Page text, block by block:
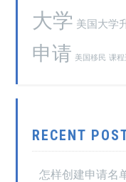
大学 美国大学
申请 美国移民 课程
RECENT
怎样创建申请名